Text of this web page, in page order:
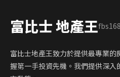
富比士 地產王
富比士地產王致力於提供最專業
握第一手投資先機。我們提供深